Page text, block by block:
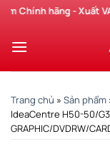
Chuyển
nội
hãng - Xuất VAT
Trang chủ » Sản phẩm
IdeaCentre H50-50/
GRAPHIC/DVDRW/